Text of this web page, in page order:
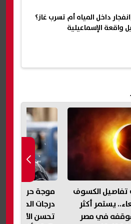
داخل المياه أم تسرب غاز؟
واقعة الإسماعيلية
الكسوف
يستمر أكثر
موجة حر
درجات الحرارة
تحسن الأجواء